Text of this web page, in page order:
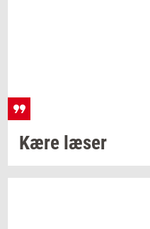
Kære læser